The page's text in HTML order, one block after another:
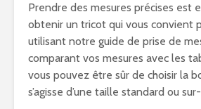
Prendre des mesures précises est
obtenir un tricot qui vous convient
utilisant notre guide de prise de
comparant vos mesures avec les
vous pouvez être sûr de choisir la
s’agisse d’une taille standard ou